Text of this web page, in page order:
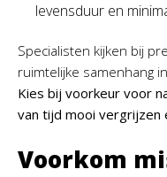
levensduur en
Specialisten kijken bij
ruimtelijke samenhang
Kies bij voorkeur voor
van tijd mooi vergrijzen
Voorkom